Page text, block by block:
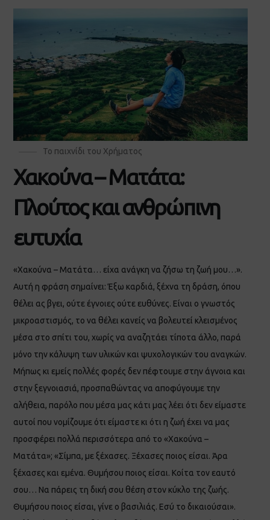
Το παιχνίδι του Χρήματος
Χακούνα – Ματάτα:
Πλούτος και ανθρώπινη
ευτυχία
«Χακούνα – Ματάτα… είχα ανάγκη να ζήσω τη ζωή μου…»​.
Αυτή η φράση σημαίνει: Έξω καρδιά, ξέχνα τη δράση, όπου
θέλει ας βγει, ούτε έγνοιες ούτε ευθύνες. Είναι ο γνωστός
μικροαστισμός, το να θέλει κανείς να βολευτεί κλεισμένος
μέσα στο σπίτι του, χωρίς να αναζητάει τίποτα άλλο, παρά
μόνο την κάλυψη των υλικών και ψυχολογικών του αναγκών.
Μήπως κι εμείς πολλές φορές δεν πέφτουμε στην άγνοια και
στην ξεγνοιασιά, προσπαθώντας να αποφύγουμε την
αλήθεια, παρόλο που μέσα μας κάτι μας λέει ότι δεν είμαστε
αυτοί που νομίζουμε ότι είμαστε κι ότι η ζωή έχει να μας
προσφέρει πολλά περισσότερα από το «Χακούνα –
Ματάτα»; «Σίμπα, με ξέχασες. Ξέχασες ποιος είσαι. Άρα
ξέχασες και εμένα. Θυμήσου ποιος είσαι. Κοίτα τον εαυτό
σου… Να πάρεις τη δική σου θέση στον κύκλο της ζωής.
Θυμήσου ποιος είσαι, γίνε ο βασιλιάς. Εσύ το δικαιούσαι».